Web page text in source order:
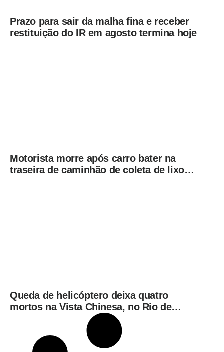
Prazo para sair da malha fina e receber
restituição do IR em agosto termina hoje
Motorista morre após carro bater na
traseira de caminhão de coleta de lixo
Queda de helicóptero deixa quatro
mortos na Vista Chinesa, no Rio de